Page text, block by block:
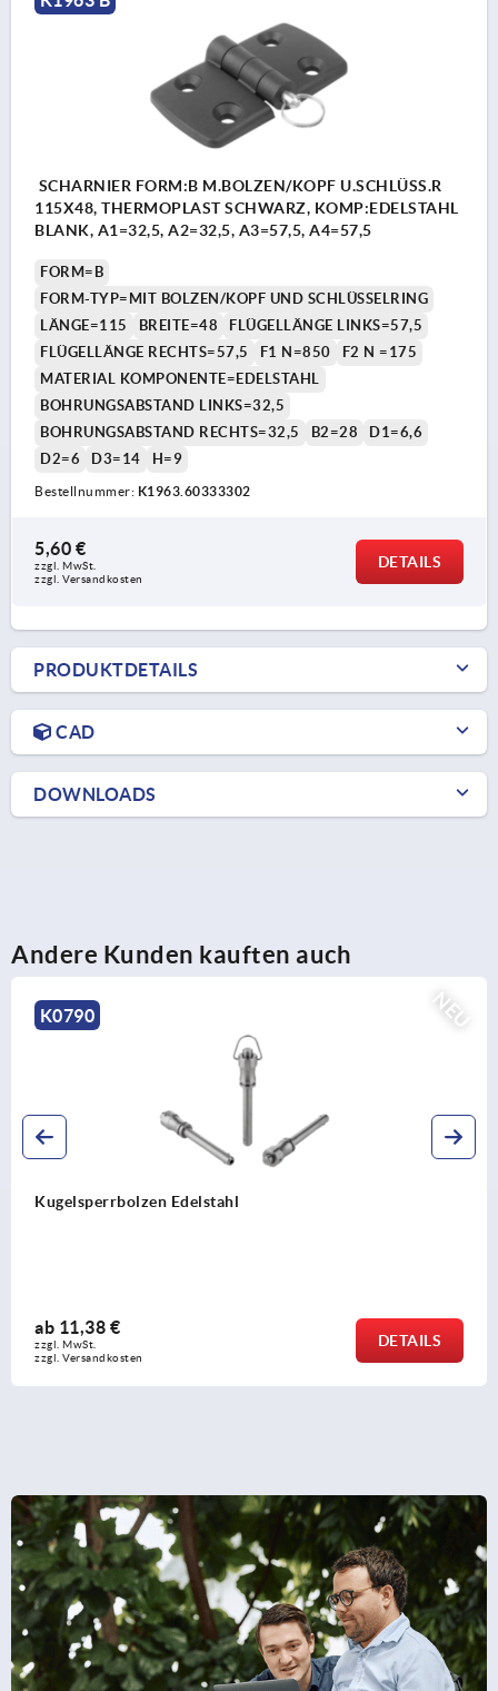
SCHARNIER FORM:B M.BOLZEN/KOPF U.SCHLÜSS.R
115X48, THERMOPLAST SCHWARZ, KOMP:EDELSTAHL
BLANK, A1=32,5, A2=32,5, A3=57,5, A4=57,5
FORM=B
FORM-TYP=MIT BOLZEN/KOPF UND SCHLÜSSELRING
LÄNGE=115
BREITE=48
FLÜGELLÄNGE LINKS=57,5
FLÜGELLÄNGE RECHTS=57,5
F1 N=850
F2 N =175
MATERIAL KOMPONENTE=EDELSTAHL
BOHRUNGSABSTAND LINKS=32,5
BOHRUNGSABSTAND RECHTS=32,5
B2=28
D1=6,6
D2=6
D3=14 H=9
Bestellnummer: K1963.60333302
5,60 €
zzgl. MwSt.
zzgl. Versandkosten
DETAILS
PRODUKTDETAILS
CAD
DOWNLOADS
Andere Kunden kauften auch
NEU
K0791
Kugelsperrbolzen mit Edelstahl-Pilzgriff
ab 16,12 €
zzgl. MwSt.
zzgl. Versandkosten
DETAILS